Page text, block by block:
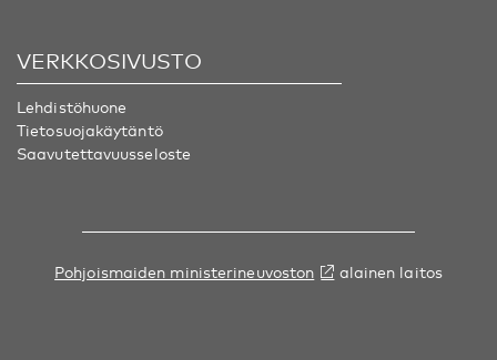
VERKKOSIVUSTO
Lehdistöhuone
Tietosuojakäytäntö
Saavutettavuusseloste
Pohjoismaiden ministerineuvoston alainen laitos